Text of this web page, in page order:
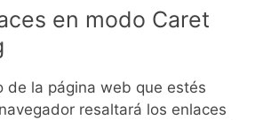
en modo Caret
de la página web que estés
resaltará los enlaces